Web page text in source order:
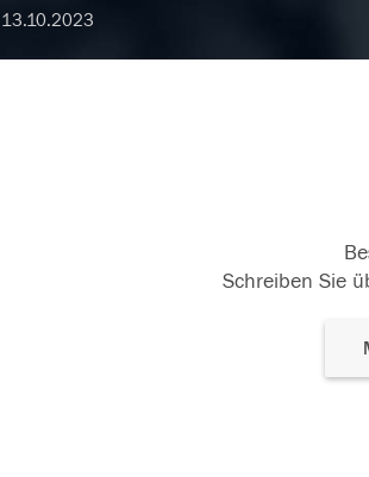
13.10.2023
Schreiben Sie